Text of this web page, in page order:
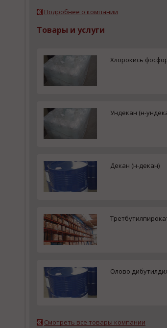
Подробнее о компании
Товары и услуги
Хлорокись
Ундекан (н-
Декан (н-декан)
Олово
Смотреть все товары компании